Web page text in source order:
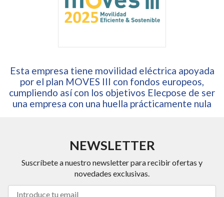
Esta empresa tiene movilidad eléctrica apoyada
por el plan MOVES III con fondos europeos,
cumpliendo así con los objetivos Elecpose de ser
una empresa con una huella prácticamente nula
NEWSLETTER
Suscríbete a nuestro newsletter para recibir ofertas y
novedades exclusivas.